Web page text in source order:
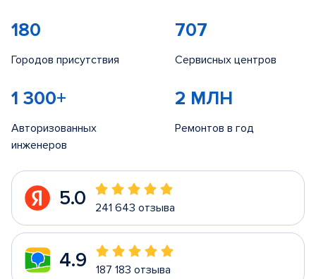
180
Городов присутствия
707
Сервисных центров
1 300+
Авторизованных
инженеров
2 МЛН
Ремонтов в год
5.0 241 643 отзыва
4.9 187 183 отзыва